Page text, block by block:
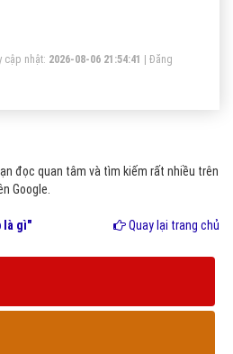
cập nhật: 2026-08-06 21:54:41
Đăng
đọc quan tâm và tìm kiếm rất nhiều trên
Google.
là gì" Quay lại trang chủ